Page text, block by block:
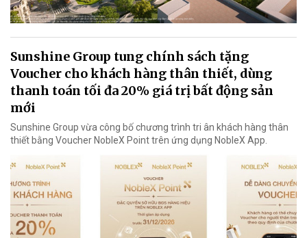
Sunshine Group tung chính sách tặng
Voucher cho khách hàng thân thiết, dùng
thanh toán tối đa 20% giá trị bất động sản
mới
Sunshine Group vừa công bố chương trình tri ân khách hàng thân
thiết bằng Voucher NobleX Point trên ứng dụng NobleX App.